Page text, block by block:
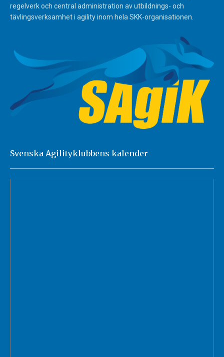
regelverk och central administration av utbildnings- och
tävlingsverksamhet i agility inom hela SKK-organisationen.
Svenska Agilityklubbens kalender